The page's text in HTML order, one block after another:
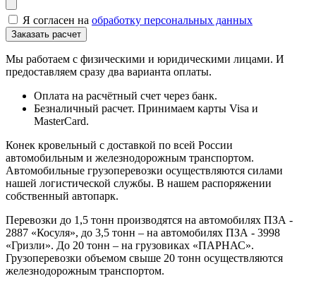
Я согласен на обработку персональных данных
Мы работаем с физическими и юридическими лицами. И
предоставляем сразу два варианта оплаты.
Оплата на расчётный счет через банк.
Безналичный расчет. Принимаем карты Visa и
MasterCard.
Конек кровельный с доставкой по всей России
автомобильным и железнодорожным транспортом.
Автомобильные грузоперевозки осуществляются силами
нашей логистической службы. В нашем распоряжении
собственный автопарк.
Перевозки до 1,5 тонн производятся на автомобилях ПЗА -
2887 «Косуля», до 3,5 тонн – на автомобилях ПЗА - 3998
«Гризли». До 20 тонн – на грузовиках «ПАРНАС».
Грузоперевозки объемом свыше 20 тонн осуществляются
железнодорожным транспортом.